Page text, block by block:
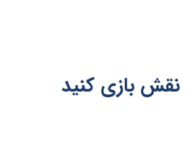
نقش بازی کنید